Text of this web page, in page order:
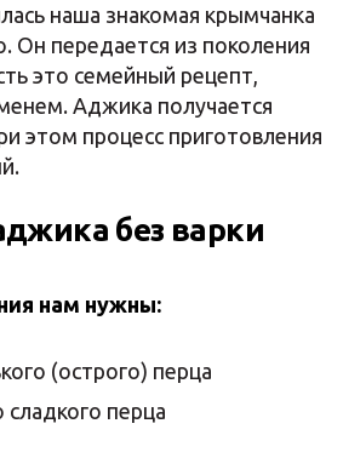
наша знакомая крымчанка
Он передается из поколения
это семейный рецепт,
Аджика получается
этом процесс приготовления
без варки
нам нужны:
(острого) перца
сладкого перца